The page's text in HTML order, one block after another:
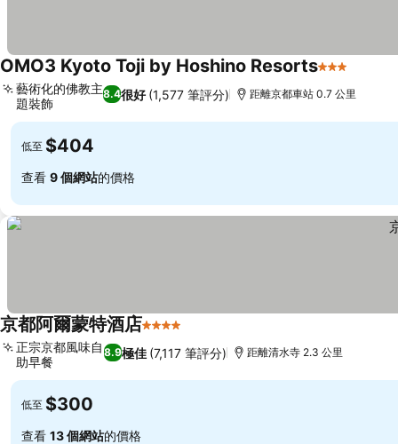
OMO3 Kyoto Toji by Hoshino Resorts3 星級
8.4很好 (1,577 筆評分)
藝術化的佛教主
題裝飾
距離京都車站 0.7 公里
低至 $404
查看 9 個網站的價格
京都阿爾蒙特酒店4 星級
8.9極佳 (7,117 筆評分)
正宗京都風味自
助早餐
距離清水寺 2.3 公里
低至 $300
查看 13 個網站的價格